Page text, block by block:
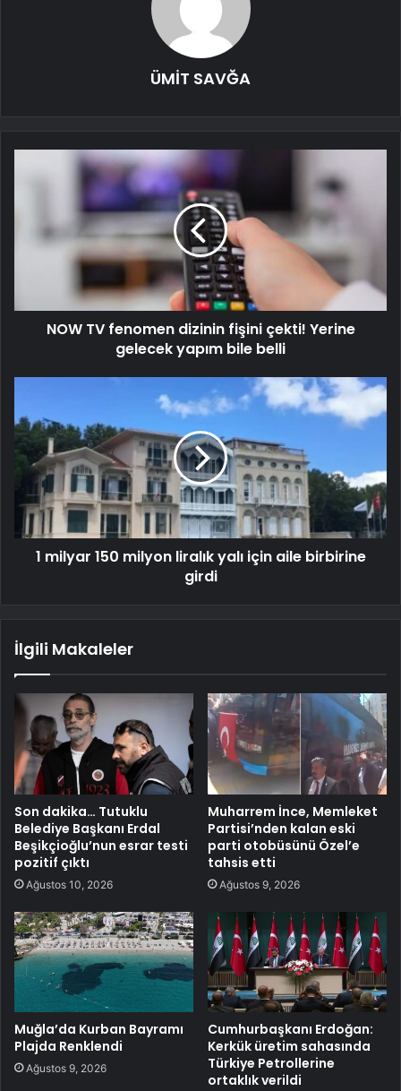
ÜMİT SAVĞA
NOW TV fenomen dizinin fişini çekti! Yerine
gelecek yapım bile belli
1 milyar 150 milyon liralık yalı için aile birbirine
girdi
İlgili Makaleler
Son dakika… Tutuklu
Belediye Başkanı Erdal
Beşikçioğlu’nun esrar testi
pozitif çıktı
Ağustos 10, 2026
Muharrem İnce, Memleket
Partisi’nden kalan eski
parti otobüsünü Özel’e
tahsis etti
Ağustos 9, 2026
Muğla’da Kurban Bayramı
Plajda Renklendi
Ağustos 9, 2026
Cumhurbaşkanı Erdoğan:
Kerkük üretim sahasında
Türkiye Petrollerine
ortaklık verildi